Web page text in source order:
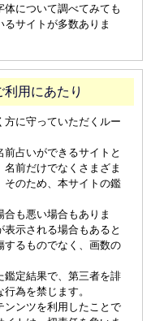
体について調べてみても
サイトが多数ありま
用にあたり
に守っていただくルー
前占いができるサイトと
前だけでなくさまざま
そのため、本サイトの鑑
も悪い場合もありま
示される場合もあると
するものでなく、画数の
鑑定結果で、第三者を誹
為を禁じます。
ンンツを利用したことで